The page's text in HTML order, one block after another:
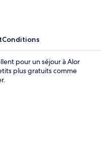
Conditions
pour un séjour à Alor
plus gratuits comme